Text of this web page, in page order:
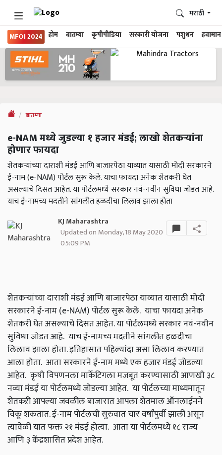
MFOI 2024 होम बातम्या कृषीपीडिया सरकारी योजना पशुधन हवामान
मराठी
बातम्या
e-NAM मध्ये जुडल्या १ हजार मंडई; लाखो शेतकऱ्यांना
होणार फायदा
शेतकऱ्यांच्या दाराशी मंडई आणि बाजारपेठा याव्यात यासाठी मोदी सरकारने
ई-नाम (e-NAM) पोर्टल सुरू केले. याचा फायदा अनेक शेतकरी घेत
असल्याचे दिसत आहेत. या पोर्टलमध्ये सरकार नवं-नवीन सुविधा जोडत आहे.
याच ई-नामच्य मदतीने सांगलीत हळदीचा लिलाव झाला होता
KJ Maharashtra
Updated on Monday, 18 May 2020
05:09 PM
शेतकऱ्यांच्या दाराशी मंडई आणि बाजारपेठा याव्यात यासाठी मोदी
सरकारने ई-नाम (e-NAM) पोर्टल सुरू केले. याचा फायदा अनेक
शेतकरी घेत असल्याचे दिसत आहेत. या पोर्टलमध्ये सरकार नवं-नवीन
सुविधा जोडत आहे. याच ई-नामच्य मदतीने सांगलीत हळदीचा
लिलाव झाला होता. इतिहासात पहिल्यांदा असा लिलाव करण्यात
आला होता. आता सरकारने ई-नाम मध्ये एक हजार मंडई जोडल्या
आहेत. कृषी विपणनला मार्केटिगला मजबूत करण्यासाठी आणखी ३८
नव्या मंडई या पोर्टलमध्ये जोडल्या आहेत. या पोर्टलच्या माध्यमातून
शेतकऱी आपल्या जवळील बाजारात आपला शेतमाल ऑनलाईनने
विकू शकतात. ई-नाम पोर्टलची सुरुवात चार वर्षांपुर्वी झाली असून
त्यावेळी यात फक्त २१ मंडई होत्या. आता या पोर्टलमध्ये १८ राज्य
आणि ३ केंद्रशासित प्रदेश आहेत.